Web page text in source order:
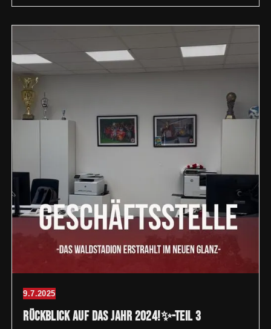
9.7.2025
Rückblick auf das Jahr 2024!✨-Teil 3